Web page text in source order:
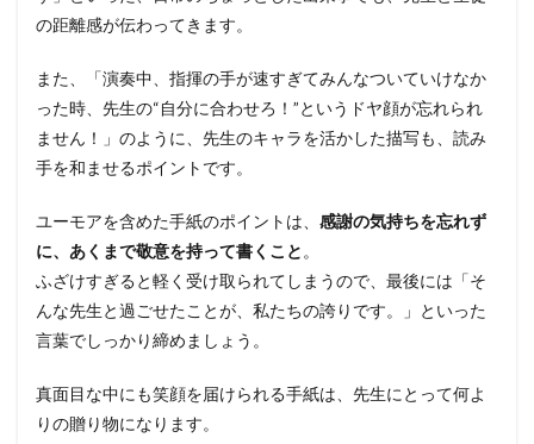
の距離感が伝わってきます。
また、「演奏中、指揮の手が速すぎてみんなついていけなか
った時、先生の“自分に合わせろ！”というドヤ顔が忘れられ
ません！」のように、先生のキャラを活かした描写も、読み
手を和ませるポイントです。
ユーモアを含めた手紙のポイントは、 感謝の気持ちを忘れず
に、あくまで敬意を持って書くこと 。
ふざけすぎると軽く受け取られてしまうので、最後には「そ
んな先生と過ごせたことが、私たちの誇りです。」といった
言葉でしっかり締めましょう。
真面目な中にも笑顔を届けられる手紙は、先生にとって何よ
りの贈り物になります。